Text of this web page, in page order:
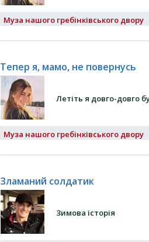
Муза нашого гребінківського двору
Тепер я, мамо, не повернусь
Летіть я довго-довго
Муза нашого гребінківського двору
Зламаний солдатик
Зимова історія